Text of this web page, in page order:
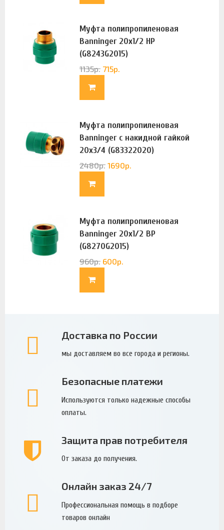
Муфта полипропиленовая
Banninger 20х1/2 НР
(G8243G2015)
1135р. 715р.
Муфта полипропиленовая
Banninger с накидной гайкой
20х3/4 (G83322020)
2480р. 1690р.
Муфта полипропиленовая
Banninger 20х1/2 ВР
(G8270G2015)
960р. 600р.
Доставка по России
мы доставляем во все города и регионы.
Безопасные платежи
Используются только надежные способы
оплаты.
Защита прав потребителя
От заказа до получения.
Онлайн заказ 24/7
Профессиональная помощь в подборе
товаров онлайн